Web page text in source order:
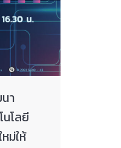
า
โลยี
ม่ให้